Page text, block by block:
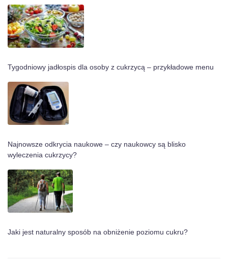
Tygodniowy jadłospis dla osoby z cukrzycą – przykładowe menu
Najnowsze odkrycia naukowe – czy naukowcy są blisko
wyleczenia cukrzycy?
Jaki jest naturalny sposób na obniżenie poziomu cukru?